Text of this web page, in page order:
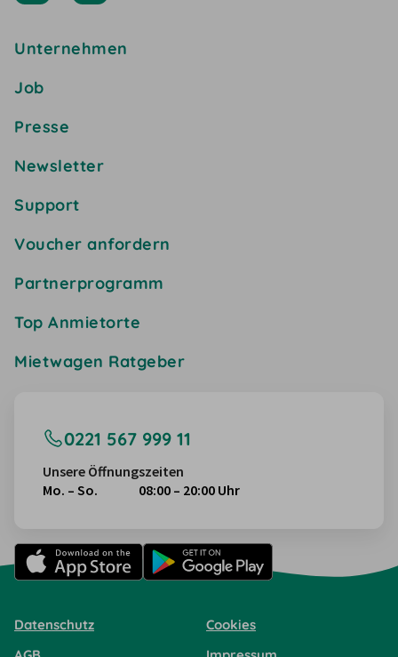
Unternehmen
Job
Presse
Newsletter
Support
Voucher anfordern
Partnerprogramm
Top Anmietorte
Mietwagen Ratgeber
0221 567 999 11
Unsere Öffnungszeiten
Mo. – So.
08:00 – 20:00 Uhr
Datenschutz
Cookies